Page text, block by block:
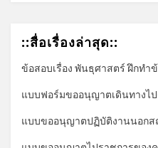
::สื่อเรื่องล่าสุด::
ข้อสอบเรื่อง พันธุศาสตร์ ฝึกทำ
แบบฟอร์มขออนุญาตเดินทางไ
แบบขออนุญาตปฏิบัติงานนอกส